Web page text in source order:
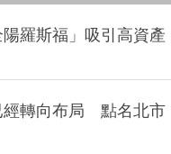
羅斯福」吸引高資產
經轉向布局 點名北市